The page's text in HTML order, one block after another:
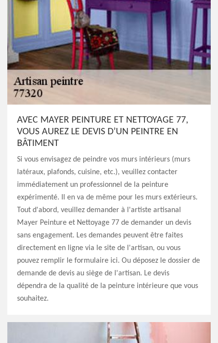
AVEC MAYER PEINTURE ET NETTOYAGE 77,
VOUS AUREZ LE DEVIS D’UN PEINTRE EN
BÂTIMENT
Si vous envisagez de peindre vos murs intérieurs (murs
latéraux, plafonds, cuisine, etc.), veuillez contacter
immédiatement un professionnel de la peinture
expérimenté. Il en va de même pour les murs extérieurs.
Tout d'abord, veuillez demander à l'artiste artisanal
Mayer Peinture et Nettoyage 77 de demander un devis
sans engagement. Les demandes peuvent être faites
directement en ligne via le site de l'artisan, ou vous
pouvez remplir le formulaire ici. Ou déposez le dossier de
demande de devis au siège de l'artisan. Le devis
dépendra de la qualité de la peinture intérieure que vous
souhaitez.